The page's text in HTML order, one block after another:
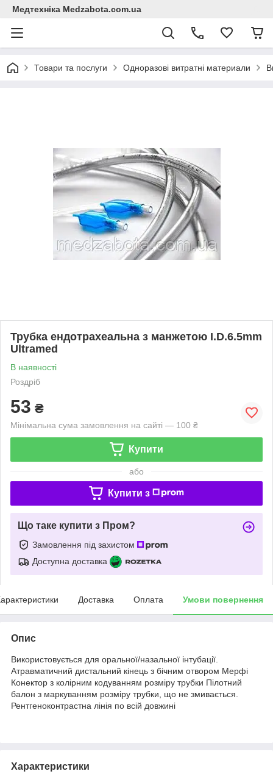
Медтехніка Medzabota.com.ua
Товари та послуги Одноразові витратні материали
Трубка ендотрахеальна з манжетою I.D.6.5mm
Ultramed
В наявності
Роздріб
53 ₴
Мінімальна сума замовлення на сайті — 100 ₴
Купити
або
Купити з
Що таке купити з Пром?
Замовлення під захистом
Доступна доставка
Доставка Оплата Умови повернення
Опис
Використовується для оральної/назальної інтубації.
Атравматичний дистальний кінець з бічним отвором Мерфі
Конектор з колірним кодуванням розміру трубки Пілотний
балон з маркуванням розміру трубки, що не змивається.
Рентгеноконтрастна лінія по всій довжині
Характеристики